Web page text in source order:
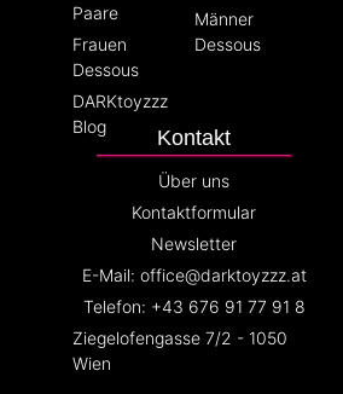
Paare
Frauen
Dessous
DARKtoyzzz
Blog
Männer
Dessous
Kontakt
Über uns
Kontaktformular
Newsletter
E-Mail: office@darktoyzzz.at
Telefon: +43 676 91 77 91 8
Ziegelofengasse 7/2 - 1050
Wien